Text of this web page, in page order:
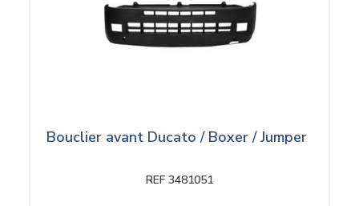
Bouclier avant Ducato / Boxer / Jumper
REF 3481051